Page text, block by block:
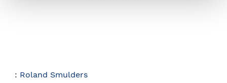
: Roland Smulders